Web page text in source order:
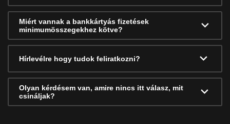
Miért vannak a bankkártyás fizetések
minimumösszegekhez kötve?
Hírlevélre hogy tudok feliratkozni?
Olyan kérdésem van, amire nincs itt válasz, mit
csináljak?